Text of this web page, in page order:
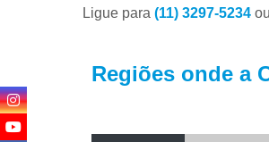
Ligue para (11) 3297-5234 ou
Regiões onde a